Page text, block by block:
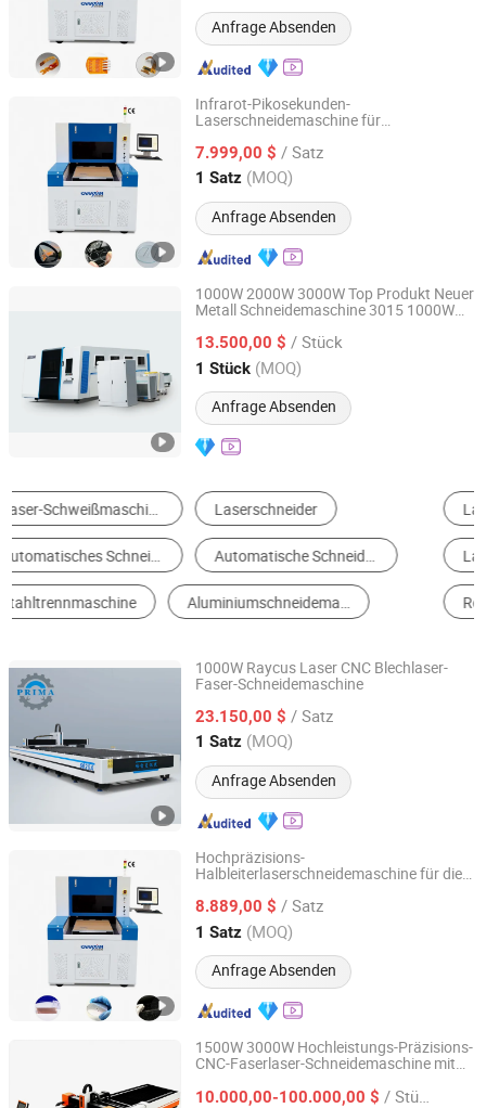
Anfrage Absenden
Infrarot-Pikosekunden-
Laserschneidemaschine für
7.999,00 $ / Satz
1 Satz (MOQ)
Anfrage Absenden
Chanxan (Changshu) Laser Technology Co., Ltd.
Jiangsu, China Seit 2026
1000W 2000W 3000W Top Produkt Neuer
Metall Schneidemaschine 3015 1000W
13.500,00 $ / Stück
1 Stück (MOQ)
Anfrage Absenden
Nanjing Prima Cnc Machinery Co., Ltd.
Jiangsu, China Seit 2018
Laserschneidanlage Lasergravur-Maschine
Laserschweißmaschine
Rohrschneidemaschine
1000W Raycus Laser CNC Blechlaser-
Faser-Schneidemaschine
23.150,00 $ / Satz
1 Satz (MOQ)
Anfrage Absenden
Nanjing Prima CNC Machinery Co., Ltd.
Jiangsu, China Seit 2018
Hochpräzisions-
Halbleiterlaserschneidemaschine für die
Wafern
8.889,00 $ / Satz
1 Satz (MOQ)
Anfrage Absenden
Chanxan (Changshu) Laser Technology Co., Ltd.
Jiangsu, China Seit 2026
1500W 3000W Hochleistungs-Präzisions-
CNC-Faserlaser-Schneidemaschine mit
Industrieanwendungen
10.000,00-100.000,00 $ / Stück
Jiangsu SOHO Innovation & Technology Group Kasin
Industry & Trade Co., Ltd.